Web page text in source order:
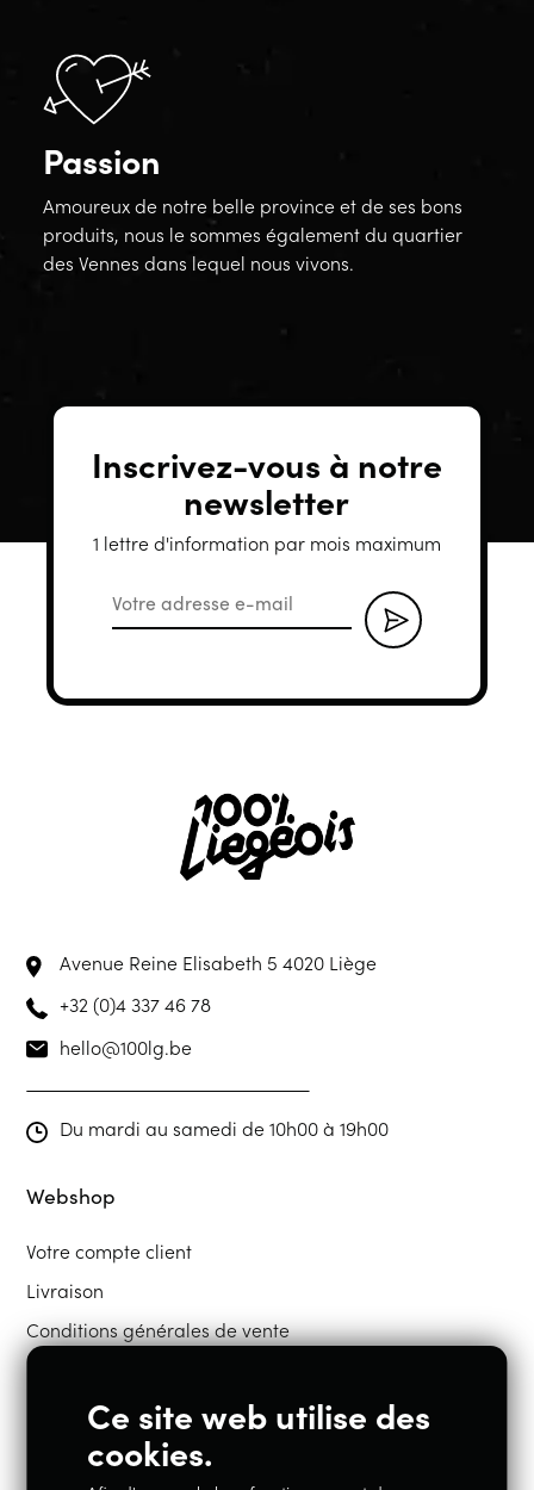
Passion
Amoureux de notre belle province et de ses bons
produits, nous le sommes également du quartier
des Vennes dans lequel nous vivons.
Inscrivez-vous à notre
newsletter
1 lettre d'information par mois maximum
Avenue Reine Elisabeth 54020 Liège
+32 (0)4 337 46 78
hello@100lg.be
Du mardi au samedi de 10h00 à 19h00
Webshop
Votre compte client
Livraison
Conditions générales de vente
Restons en contact
Ce site web utilise des
cookies.